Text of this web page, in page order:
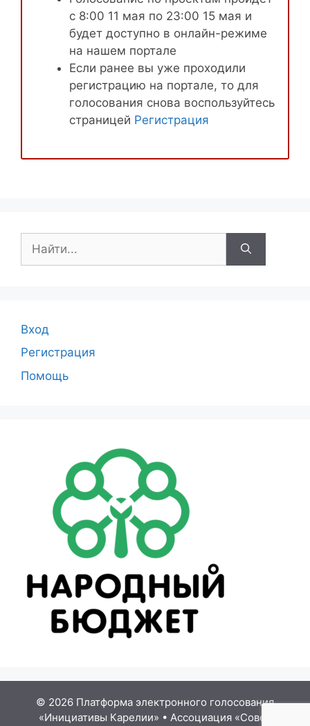
с 8:00 11 мая по 23:00 15 мая и
будет доступно в онлайн-режиме
на нашем портале
Если ранее вы уже проходили
регистрацию на портале, то для
голосования снова воспользуйтесь
страницей Регистрация
Вход
Регистрация
Помощь
© 2026 Платформа электронного голосования
«Инициативы Карелии» • Ассоциация «Совет